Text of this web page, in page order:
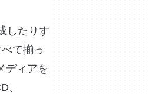
したりす
て揃っ
ディアを
、